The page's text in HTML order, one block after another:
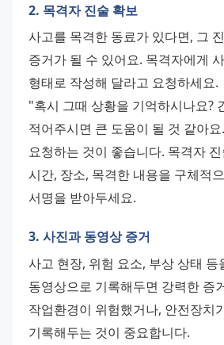
2. 목격자 진술 확보
사고를 목격한 동료가 있다면, 그
증거가 될 수 있어요. 목격자에게
형태로 작성해 달라고 요청하세요.
"혹시 그때 상황을 기억하시나요?
적어주시면 큰 도움이 될 것 같아
요청하는 것이 좋습니다. 목격자
시간, 장소, 목격한 내용을 구체적
서명을 받아두세요.
3. 사진과 동영상 증거
사고 현장, 위험 요소, 부상 상태 등
동영상으로 기록해두면 강력한 증
작업환경이 위험했거나, 안전장치
기록해두는 것이 중요합니다.